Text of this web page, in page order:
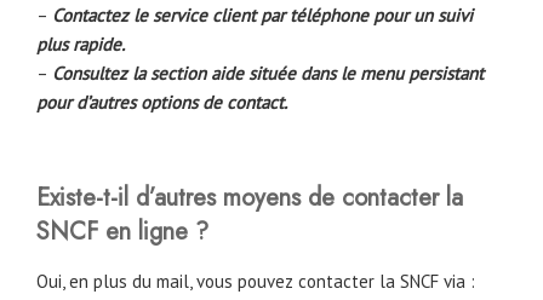
– Contactez le service client par téléphone pour un suivi
plus rapide.
– Consultez la section aide située dans le menu persistant
pour d’autres options de contact.
Existe-t-il d’autres moyens de contacter la
SNCF en ligne ?
Oui, en plus du mail, vous pouvez contacter la SNCF via :